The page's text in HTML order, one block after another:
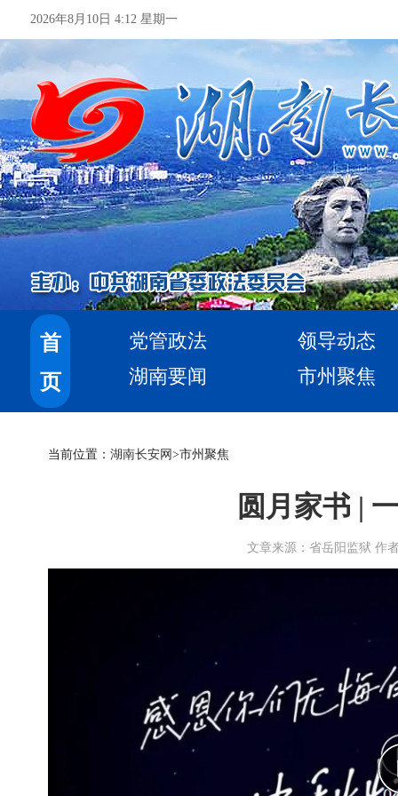
2026年8月10日 4:12 星期一
首
页
党管政法
领导动态
湖南要闻
市州聚焦
当前位置： 湖南长安网 >市州聚焦
圆月家书 |
文章来源：省岳阳监狱 作